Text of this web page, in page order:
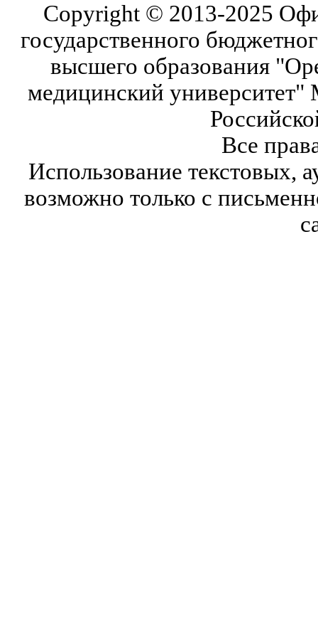
Copyright © 2013-2025
государственного
высшего образования
медицинский университет"
Все
Использование текстовых,
возможно только с